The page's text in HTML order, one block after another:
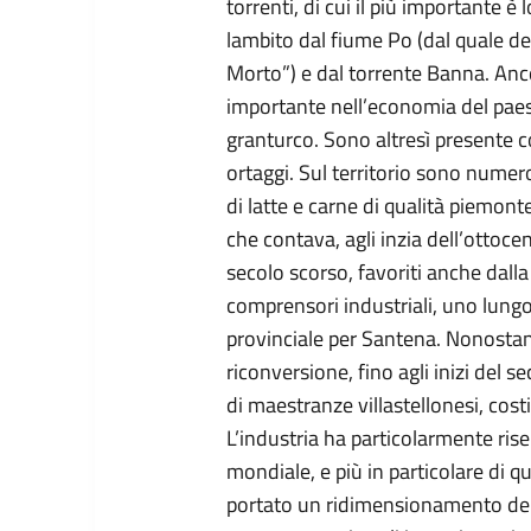
torrenti, di cui il più importante è
lambito dal fiume Po (dal quale
Morto”) e dal torrente Banna.
importante nell’economia del
granturco. Sono altresì presente
ortaggi. Sul territorio sono
di latte e carne di qualità
che contava, agli inzia
secolo scorso, favoriti anche
comprensori industriali, uno
provinciale per Santena.
riconversione, fino agli inizi del
di maestranze villastellonesi,
L’industria ha particolarmente
mondiale, e più in particolare di
portato un ridimensionamento